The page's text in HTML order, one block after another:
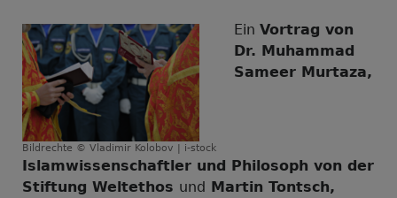
Bildrechte © Vladimir Kolobov | i-stock
Ein Vortrag von
Dr. Muhammad
Sameer Murtaza,
Islamwissenschaftler und Philosoph von der
Stiftung Weltethos und Martin Tontsch,